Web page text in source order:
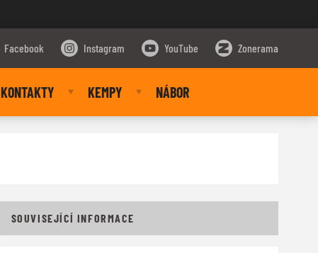
Facebook Instagram YouTube Zonerama
KONTAKTY KEMPY NÁBOR
SOUVISEJÍCÍ INFORMACE